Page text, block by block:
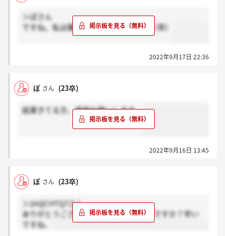
＞ぽさん
ですね。私は集団面接で落ちましたが（笑）
2022年9月17日 22:36
ぽ さん (23卒)
結果きてる方、感謝お願いします。
2022年9月16日 13:45
ぽ さん (23卒)
＞2nQCHTQ7さん
ありがとうございます！9月末内定なんですか？早い
ですね、